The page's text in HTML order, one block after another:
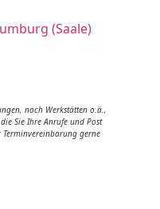
(Saale)
noch Werkstätten o.ä.,
Sie Ihre Anrufe und Post
gerne